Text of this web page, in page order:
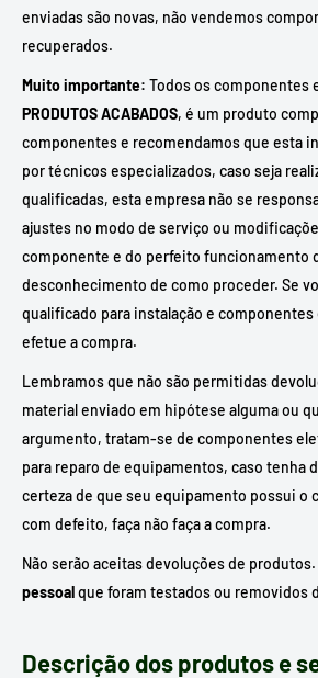
enviadas são novas, não vendemos
recuperados.
Muito importante: Todos os componentes
PRODUTOS ACABADOS, é um produto
componentes e recomendamos que esta
por técnicos especializados, caso seja
qualificadas, esta empresa não se
ajustes no modo de serviço ou
componente e do perfeito funcionamento
desconhecimento de como proceder. Se
qualificado para instalação e
efetue a compra.
Lembramos que não são permitidas
material enviado em hipótese alguma ou
argumento, tratam-se de componentes
para reparo de equipamentos, caso tenha
certeza de que seu equipamento possui o
com defeito, faça não faça a compra.
Não serão aceitas devoluções de produtos.
pessoalque foram testados ou removidos
Descrição dos produtos e